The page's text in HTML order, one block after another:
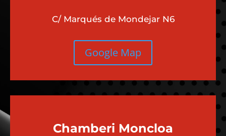
C/ Marqués de Mondejar N6
Google Map
Chamberi Moncloa